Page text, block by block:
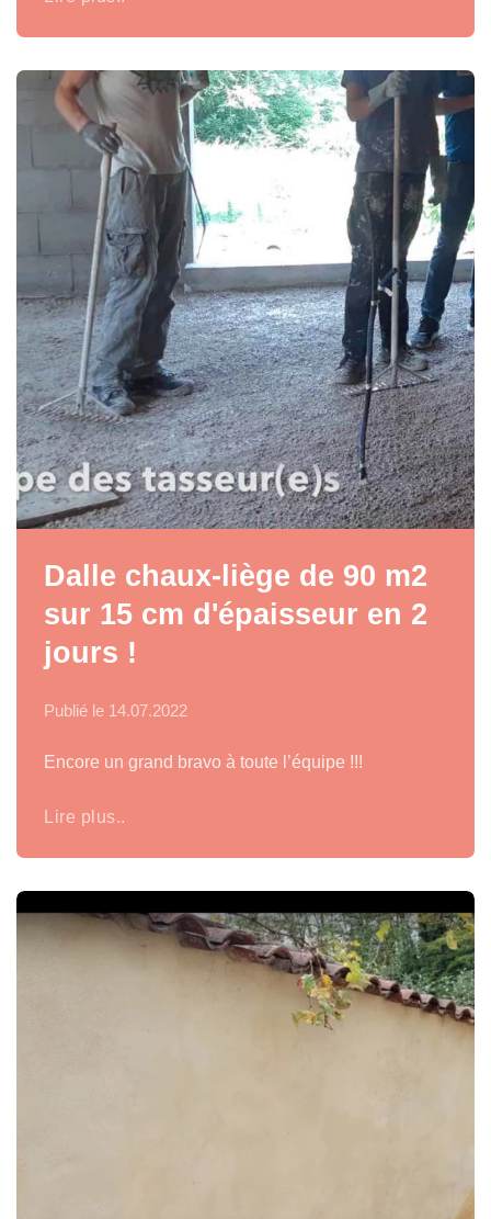
Dalle chaux-liège de 90 m2
sur 15 cm d'épaisseur en 2
jours !
Publié le 14.07.2022
Encore un grand bravo à toute l’équipe !!!
Lire plus..